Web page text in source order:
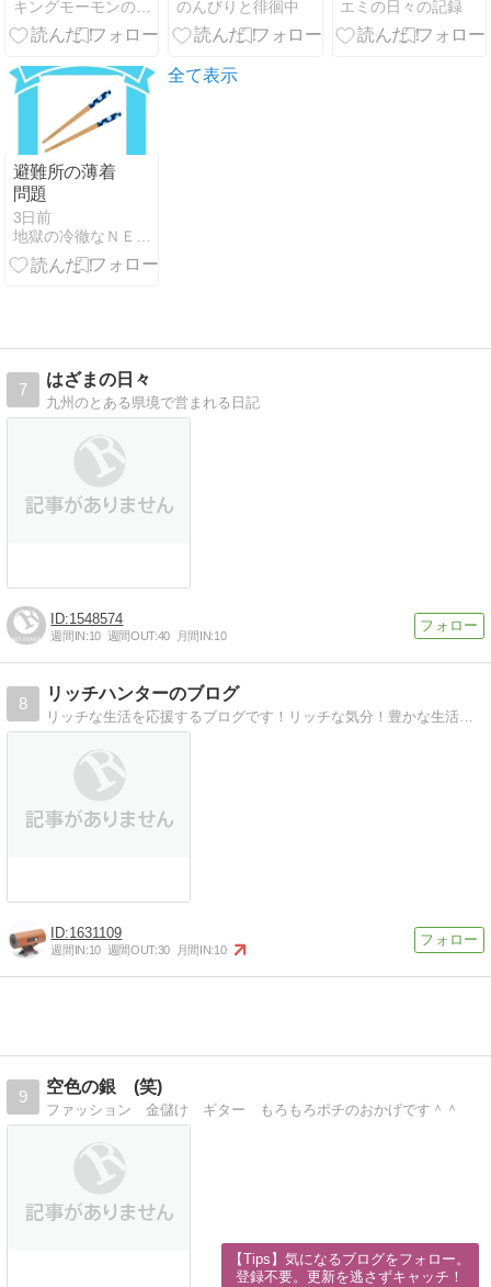
店
キングモーモンの日記
のんびりと徘徊中
エミの日々の記録
避難所の薄着
問題
3日前
全て表示
7
はざまの日々
九州のとある県境で営まれる日記
1548574
週間IN:10 週間OUT:40 月間IN:10
8
リッチハンターのブログ
リッチな生活を応援するブログです！リッチな気分！豊かな生活のために役立つ情報を、様々な側面からお知らせします。
1631109
週間IN:10 週間OUT:30 月間IN:10
9
空色の銀 (笑)
ファッション 金儲け ギター もろもろポチのおかげです＾＾
【Tips】気になるブログをフォロー。
登録不要。更新を逃さずキャッチ！